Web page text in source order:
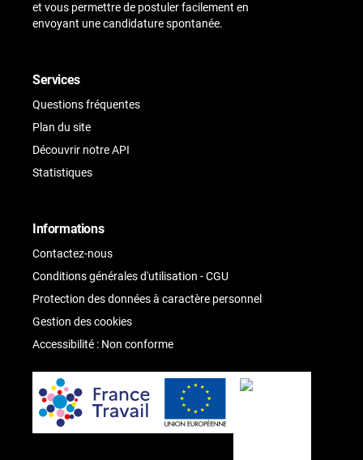
et vous permettre de postuler facilement en
envoyant une candidature spontanée.
Services
Questions fréquentes
Plan du site
Découvrir notre API
Statistiques
Informations
Contactez-nous
Conditions générales d'utilisation - CGU
Protection des données à caractère personnel
Gestion des cookies
Accessibilité : Non conforme